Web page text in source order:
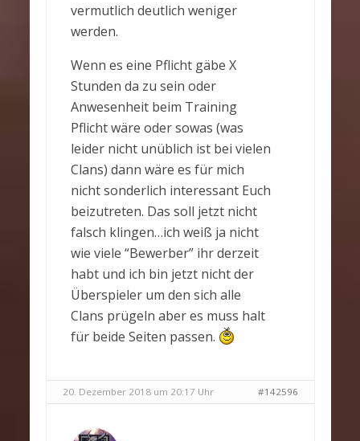
vermutlich deutlich weniger
werden.
Wenn es eine Pflicht gäbe X
Stunden da zu sein oder
Anwesenheit beim Training
Pflicht wäre oder sowas (was
leider nicht unüblich ist bei vielen
Clans) dann wäre es für mich
nicht sonderlich interessant Euch
beizutreten. Das soll jetzt nicht
falsch klingen…ich weiß ja nicht
wie viele “Bewerber” ihr derzeit
habt und ich bin jetzt nicht der
Überspieler um den sich alle
Clans prügeln aber es muss halt
für beide Seiten passen.
20. Dezember 2018 um 20:17 Uhr #142596